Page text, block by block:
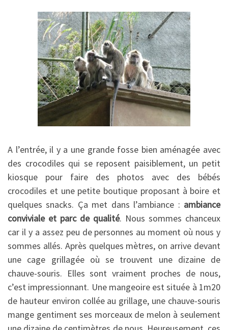
A l’entrée, il y a une grande fosse bien aménagée avec
des crocodiles qui se reposent paisiblement, un petit
kiosque pour faire des photos avec des bébés
crocodiles et une petite boutique proposant à boire et
quelques snacks. Ça met dans l’ambiance : ambiance
conviviale et parc de qualité. Nous sommes chanceux
car il y a assez peu de personnes au moment où nous y
sommes allés. Après quelques mètres, on arrive devant
une cage grillagée où se trouvent une dizaine de
chauve-souris. Elles sont vraiment proches de nous,
c’est impressionnant. Une mangeoire est située à 1m20
de hauteur environ collée au grillage, une chauve-souris
mange gentiment ses morceaux de melon à seulement